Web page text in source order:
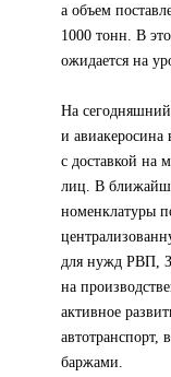
а объем
1000 тонн. В
ожидается на
На
и
с доставкой на
лиц. В
номенклатуры
для нужд РВП,
на
активное
автотранспорт,
баржами.